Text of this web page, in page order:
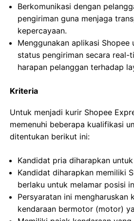
Berkomunikasi dengan
pengiriman guna menjaga
kepercayaan.
Menggunakan aplikasi Shopee
status pengiriman secara real-
harapan pelanggan terhadap
Kriteria
Untuk menjadi kurir Shopee
memenuhi beberapa kualifikasi
ditentukan berikut ini:
Kandidat pria diharapkan
Kandidat diharapkan memiliki
berlaku untuk melamar posisi
Persyaratan ini mengharuskan
kendaraan bermotor (motor)